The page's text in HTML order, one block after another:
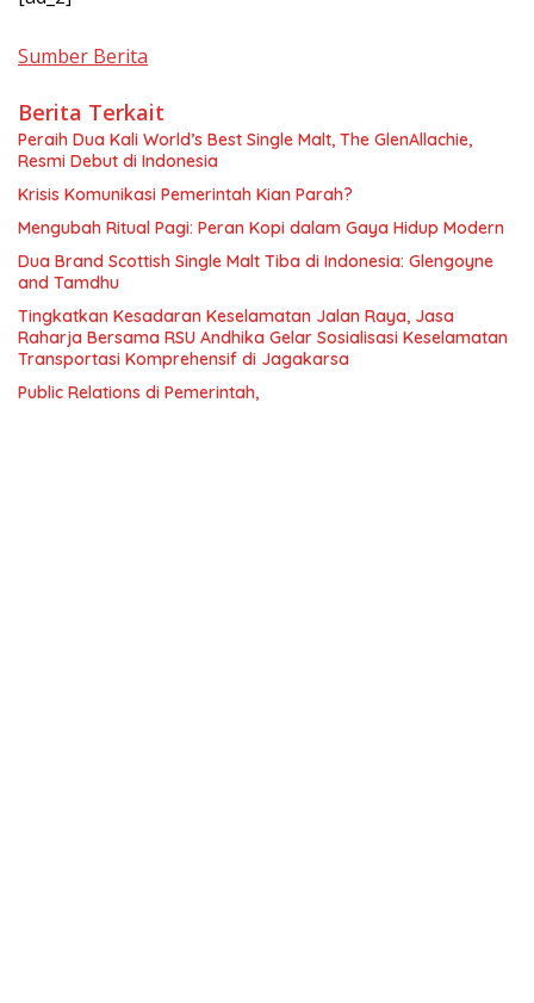
Sumber Berita
Berita Terkait
Peraih Dua Kali World’s Best Single Malt, The GlenAllachie,
Resmi Debut di Indonesia
Krisis Komunikasi Pemerintah Kian Parah?
Mengubah Ritual Pagi: Peran Kopi dalam Gaya Hidup Modern
Dua Brand Scottish Single Malt Tiba di Indonesia: Glengoyne
and Tamdhu
Tingkatkan Kesadaran Keselamatan Jalan Raya, Jasa
Raharja Bersama RSU Andhika Gelar Sosialisasi Keselamatan
Transportasi Komprehensif di Jagakarsa
Public Relations di Pemerintah,